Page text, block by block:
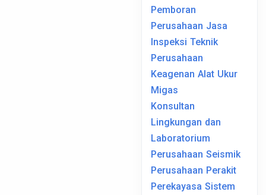
Pemboran
Perusahaan Jasa
Inspeksi Teknik
Perusahaan
Keagenan Alat Ukur
Migas
Konsultan
Lingkungan dan
Laboratorium
Perusahaan Seismik
Perusahaan Perakit
Perekayasa Sistem